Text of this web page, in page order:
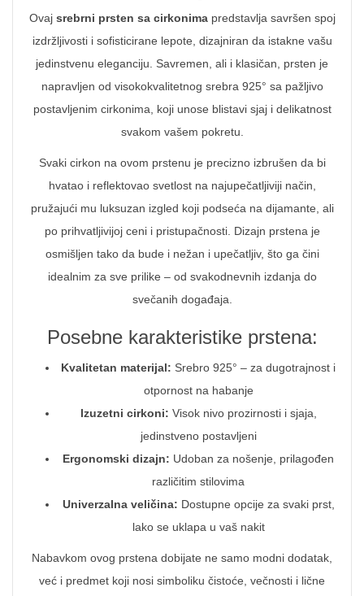
Ovaj srebrni prsten sa cirkonimapredstavlja savršen spoj
izdržljivosti i sofisticirane lepote, dizajniran da istakne vašu
jedinstvenu eleganciju. Savremen, ali i klasičan, prsten je
napravljen od visokokvalitetnog srebra 925° sa pažljivo
postavljenim cirkonima, koji unose blistavi sjaj i delikatnost
svakom vašem pokretu.
Svaki cirkon na ovom prstenu je precizno izbrušen da bi
hvatao i reflektovao svetlost na najupečatljiviji način,
pružajući mu luksuzan izgled koji podseća na dijamante, ali
po prihvatljivijoj ceni i pristupačnosti. Dizajn prstena je
osmišljen tako da bude i nežan i upečatljiv, što ga čini
idealnim za sve prilike – od svakodnevnih izdanja do
svečanih događaja.
Posebne karakteristike prstena:
Kvalitetan materijal: Srebro 925° – za dugotrajnost i
otpornost na habanje
Izuzetni cirkoni: Visok nivo prozirnosti i sjaja,
jedinstveno postavljeni
Ergonomski dizajn: Udoban za nošenje, prilagođen
različitim stilovima
Univerzalna veličina: Dostupne opcije za svaki prst,
lako se uklapa u vaš nakit
Nabavkom ovog prstena dobijate ne samo modni dodatak,
već i predmet koji nosi simboliku čistoće, večnosti i lične